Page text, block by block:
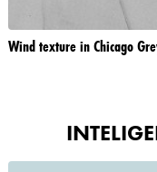
Wind texture in Chicago